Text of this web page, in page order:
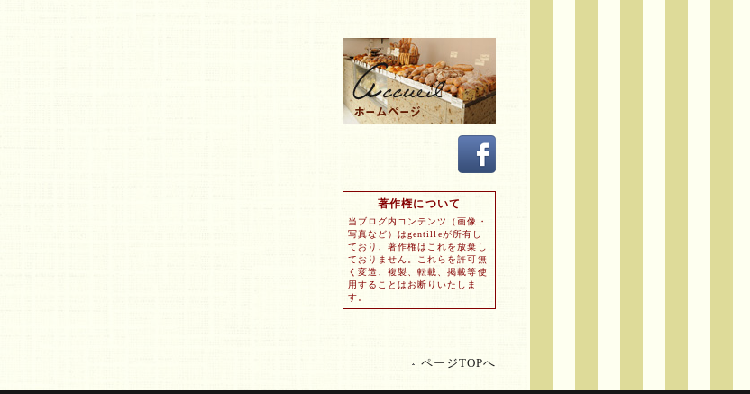
著作権について
当ブログ内コンテンツ（画像・
写真など）はgentilleが所有し
ており、著作権はこれを放棄し
ておりません。これらを許可無
く変造、複製、転載、掲載等使
用することはお断りいたしま
す。
ページTOPへ